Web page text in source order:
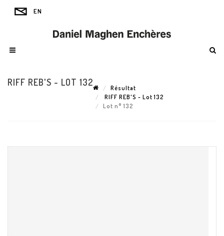
RIFF REB'S - LOT 132
Résultat
RIFF REB'S - Lot 132
Lot n° 132